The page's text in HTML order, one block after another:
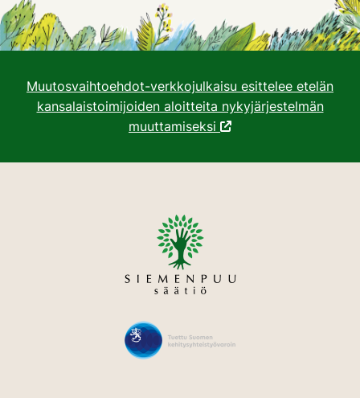
Muutosvaihtoehdot-verkkojulkaisu esittelee etelän
kansalaistoimijoiden aloitteita nykyjärjestelmän
muuttamiseksi